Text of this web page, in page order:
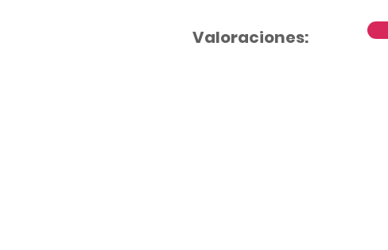
Valoraciones: